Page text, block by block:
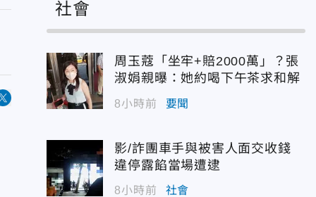
社會
周玉蔻「坐牢+賠2000萬」？張
淑娟親曝：她約喝下午茶求和解
8小時前 要聞
影/詐團車手與被害人面交收錢
違停露餡當場遭逮
8小時前 社會